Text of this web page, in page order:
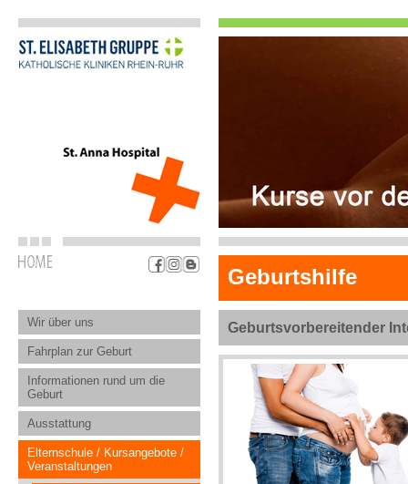
Geburtshilfe
Wir über uns
Fahrplan zur Geburt
Informationen rund um die
Geburt
Ausstattung
Elternschule / Kursangebote /
Veranstaltungen
Geburtsvorbereitender